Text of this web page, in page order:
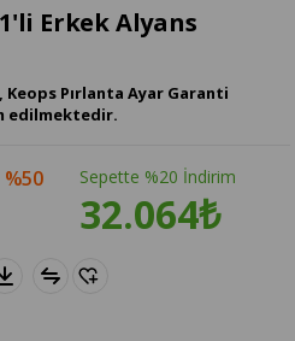
Erkek Alyans
Pırlanta Ayar Garanti
edilmektedir.
50 Sepette %20 İndirim
32.064₺